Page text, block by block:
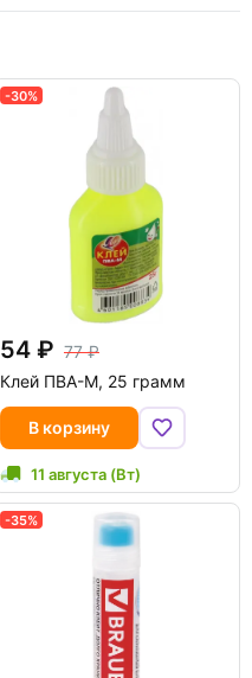
-30%
54
77
Клей ПВА-М, 25 грамм
В корзину
11 августа (Вт)
-35%